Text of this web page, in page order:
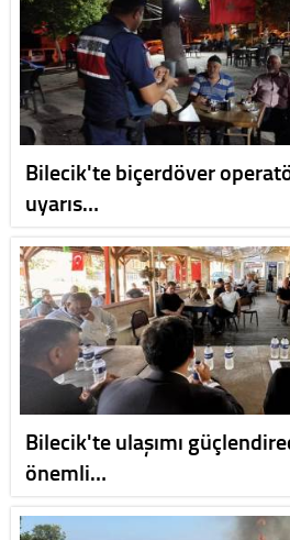
Bilecik'te biçerdöver
uyarıs…
Bilecik'te ulaşımı
önemli…